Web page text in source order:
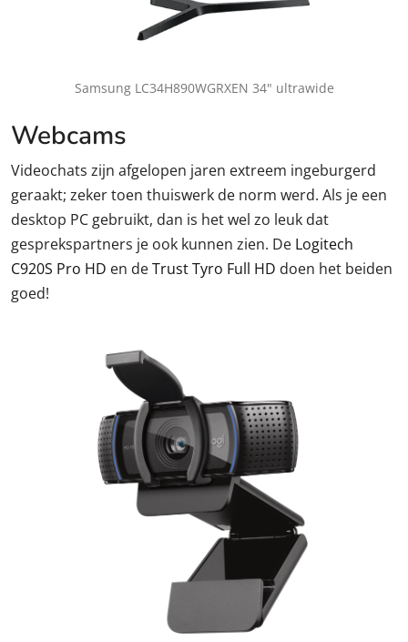
Samsung LC34H890WGRXEN 34" ultrawide
Webcams
Videochats zijn afgelopen jaren extreem ingeburgerd
geraakt; zeker toen thuiswerk de norm werd. Als je een
desktop PC gebruikt, dan is het wel zo leuk dat
gesprekspartners je ook kunnen zien. De Logitech
C920S Pro HD en deTrust Tyro Full HD doen het beiden
goed!